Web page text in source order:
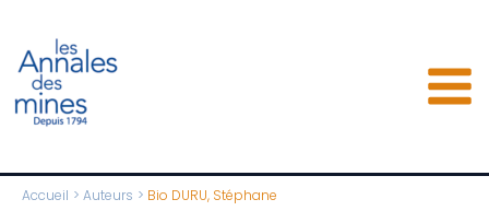
contenu
Accueil Auteurs Bio DURU, Stéphane